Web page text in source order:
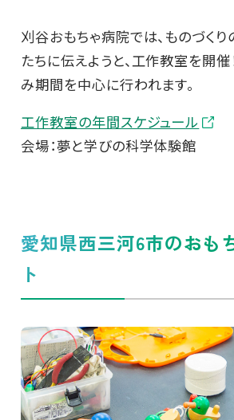
刈谷おもちゃ病院では、ものづく
たちに伝えようと、工作教室を開催
み期間を中心に行われます。
工作教室の年間スケジュール
会場：夢と学びの科学体験館
愛知県西三河6市のおも
ト